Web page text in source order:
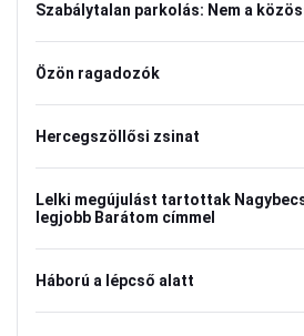
Szabálytalan parkolás: Nem a
Özön ragadozók
Hercegszöllősi zsinat
Lelki megújulást tartottak
legjobb Barátom címmel
Háború a lépcső alatt